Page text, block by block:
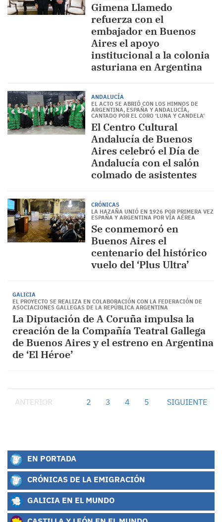
Gimena Llamedo
refuerza con el
embajador en Buenos
Aires el apoyo
institucional a la colonia
asturiana en Argentina
ANDALUCÍA
EL ACTO SE ABRIÓ CON LOS HIMNOS DE
ARGENTINA, ESPAÑA Y ANDALUCÍA,
CANTADO POR EL CORO ‘LUNA Y CANDELA’
El Centro Cultural
Andalucía de Buenos
Aires celebró el Día de
Andalucía con el salón
colmado de asistentes
CRÓNICAS
LA HAZAÑA UNIÓ EN 1926 POR PRIMERA VEZ
ESPAÑA Y ARGENTINA POR VÍA AÉREA
Se conmemoró en
Buenos Aires el
centenario del histórico
vuelo del ‘Plus Ultra’
GALICIA
EL PROYECTO SE REALIZA EN COLABORACIÓN CON LA FEDERACIÓN DE
ASOCIACIONES GALLEGAS DE LA REPÚBLICA ARGENTINA
La Diputación de A Coruña impulsa la
creación de la Compañía Teatral Gallega
de Buenos Aires y el estreno en Argentina
de ‘El Héroe’
ANTERIOR 2 3 4 5 SIGUIENTE
EN PORTADA
CRÓNICAS DE LA EMIGRACIÓN
GALICIA EN EL MUNDO